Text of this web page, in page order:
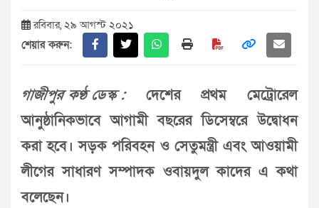
রবিবার, ২৯ আগস্ট ২০২১
শেয়ার করুন:
গাজীপুর কণ্ঠ ডেস্ক :দেশের প্রথম মেট্রোরেল
আনুষ্ঠানিকভাবে আগামী বছরের ডিসেম্বরে উদ্বোধন
করা হবে। সড়ক পরিবহন ও সেতুমন্ত্রী এবং আওয়ামী
লীগের সাধারণ সম্পাদক ওবায়দুল কাদের এ কথা
বলেছেন।